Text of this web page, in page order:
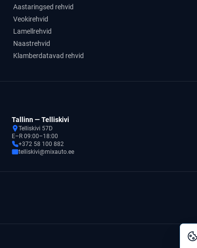
Aastaringsed rehvid
Veokirehvid
Lamellrehvid
Naastrehvid
Klamberdatavad rehvid
Tallinn — Telliskivi
Telliskivi 57D
E–R 09:00–18:00
+372 58 100 882
telliskivi@mixauto.ee